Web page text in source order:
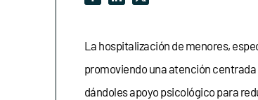
La hospitalización de menores,
promoviendo una atención
dándoles apoyo psicológico para